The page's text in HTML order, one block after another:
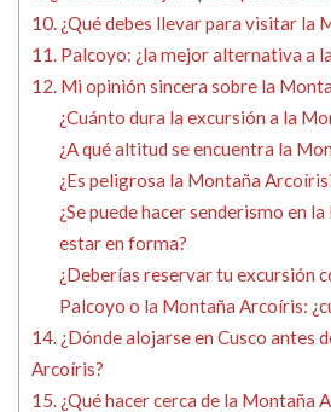
10. ¿Qué debes llevar para visitar la
11. Palcoyo: ¿la mejor alternativa a
12. Mi opinión sincera sobre la
¿Cuánto dura la excursión a la
¿A qué altitud se encuentra la
¿Es peligrosa la Montaña
¿Se puede hacer senderismo en
estar en forma?
¿Deberías reservar tu excursión
Palcoyo o la Montaña Arcoíris:
14. ¿Dónde alojarse en Cusco antes
Arcoíris?
15. ¿Qué hacer cerca de la Montaña